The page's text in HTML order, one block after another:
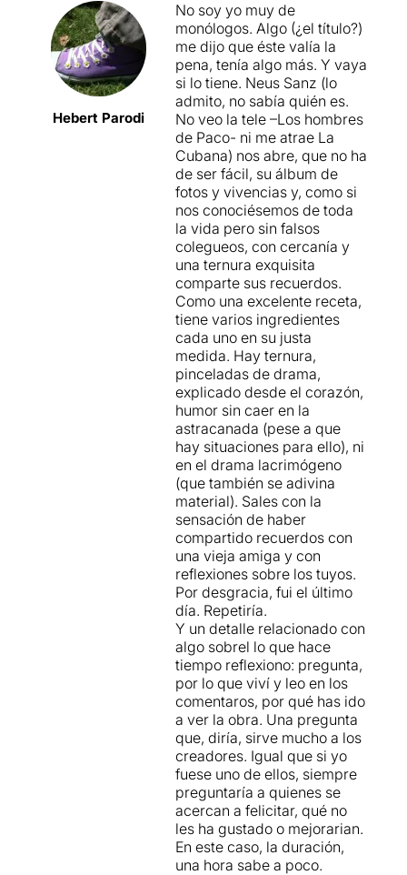
Hebert Parodi
No soy yo muy de
monólogos. Algo (¿el título?)
me dijo que éste valía la
pena, tenía algo más. Y vaya
si lo tiene. Neus Sanz (lo
admito, no sabía quién es.
No veo la tele –Los hombres
de Paco- ni me atrae La
Cubana) nos abre, que no ha
de ser fácil, su álbum de
fotos y vivencias y, como si
nos conociésemos de toda
la vida pero sin falsos
colegueos, con cercanía y
una ternura exquisita
comparte sus recuerdos.
Como una excelente receta,
tiene varios ingredientes
cada uno en su justa
medida. Hay ternura,
pinceladas de drama,
explicado desde el corazón,
humor sin caer en la
astracanada (pese a que
hay situaciones para ello), ni
en el drama lacrimógeno
(que también se adivina
material). Sales con la
sensación de haber
compartido recuerdos con
una vieja amiga y con
reflexiones sobre los tuyos.
Por desgracia, fui el último
día. Repetiría.
Y un detalle relacionado con
algo sobrel lo que hace
tiempo reflexiono: pregunta,
por lo que viví y leo en los
comentaros, por qué has ido
a ver la obra. Una pregunta
que, diría, sirve mucho a los
creadores. Igual que si yo
fuese uno de ellos, siempre
preguntaría a quienes se
acercan a felicitar, qué no
les ha gustado o mejorarian.
En este caso, la duración,
una hora sabe a poco.